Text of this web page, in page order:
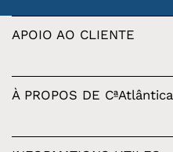
APOIO AO CLIENTE
À PROPOS DE CªAtlântica